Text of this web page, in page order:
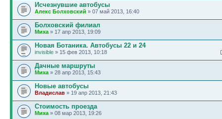
Исчезнувшие автобусы
Алекс Болховский » 07 май 2013, 16:40
Болховский филиал
Миха » 17 апр 2013, 19:09
Новая Ботаника. Автобусы 22 и 24
invisible » 15 фев 2013, 10:18
Дачные маршруты
Миха » 28 апр 2013, 15:43
Новые автобусы
Владислав » 19 апр 2013, 21:43
Стоимость проезда
Миха » 08 мар 2013, 19:26